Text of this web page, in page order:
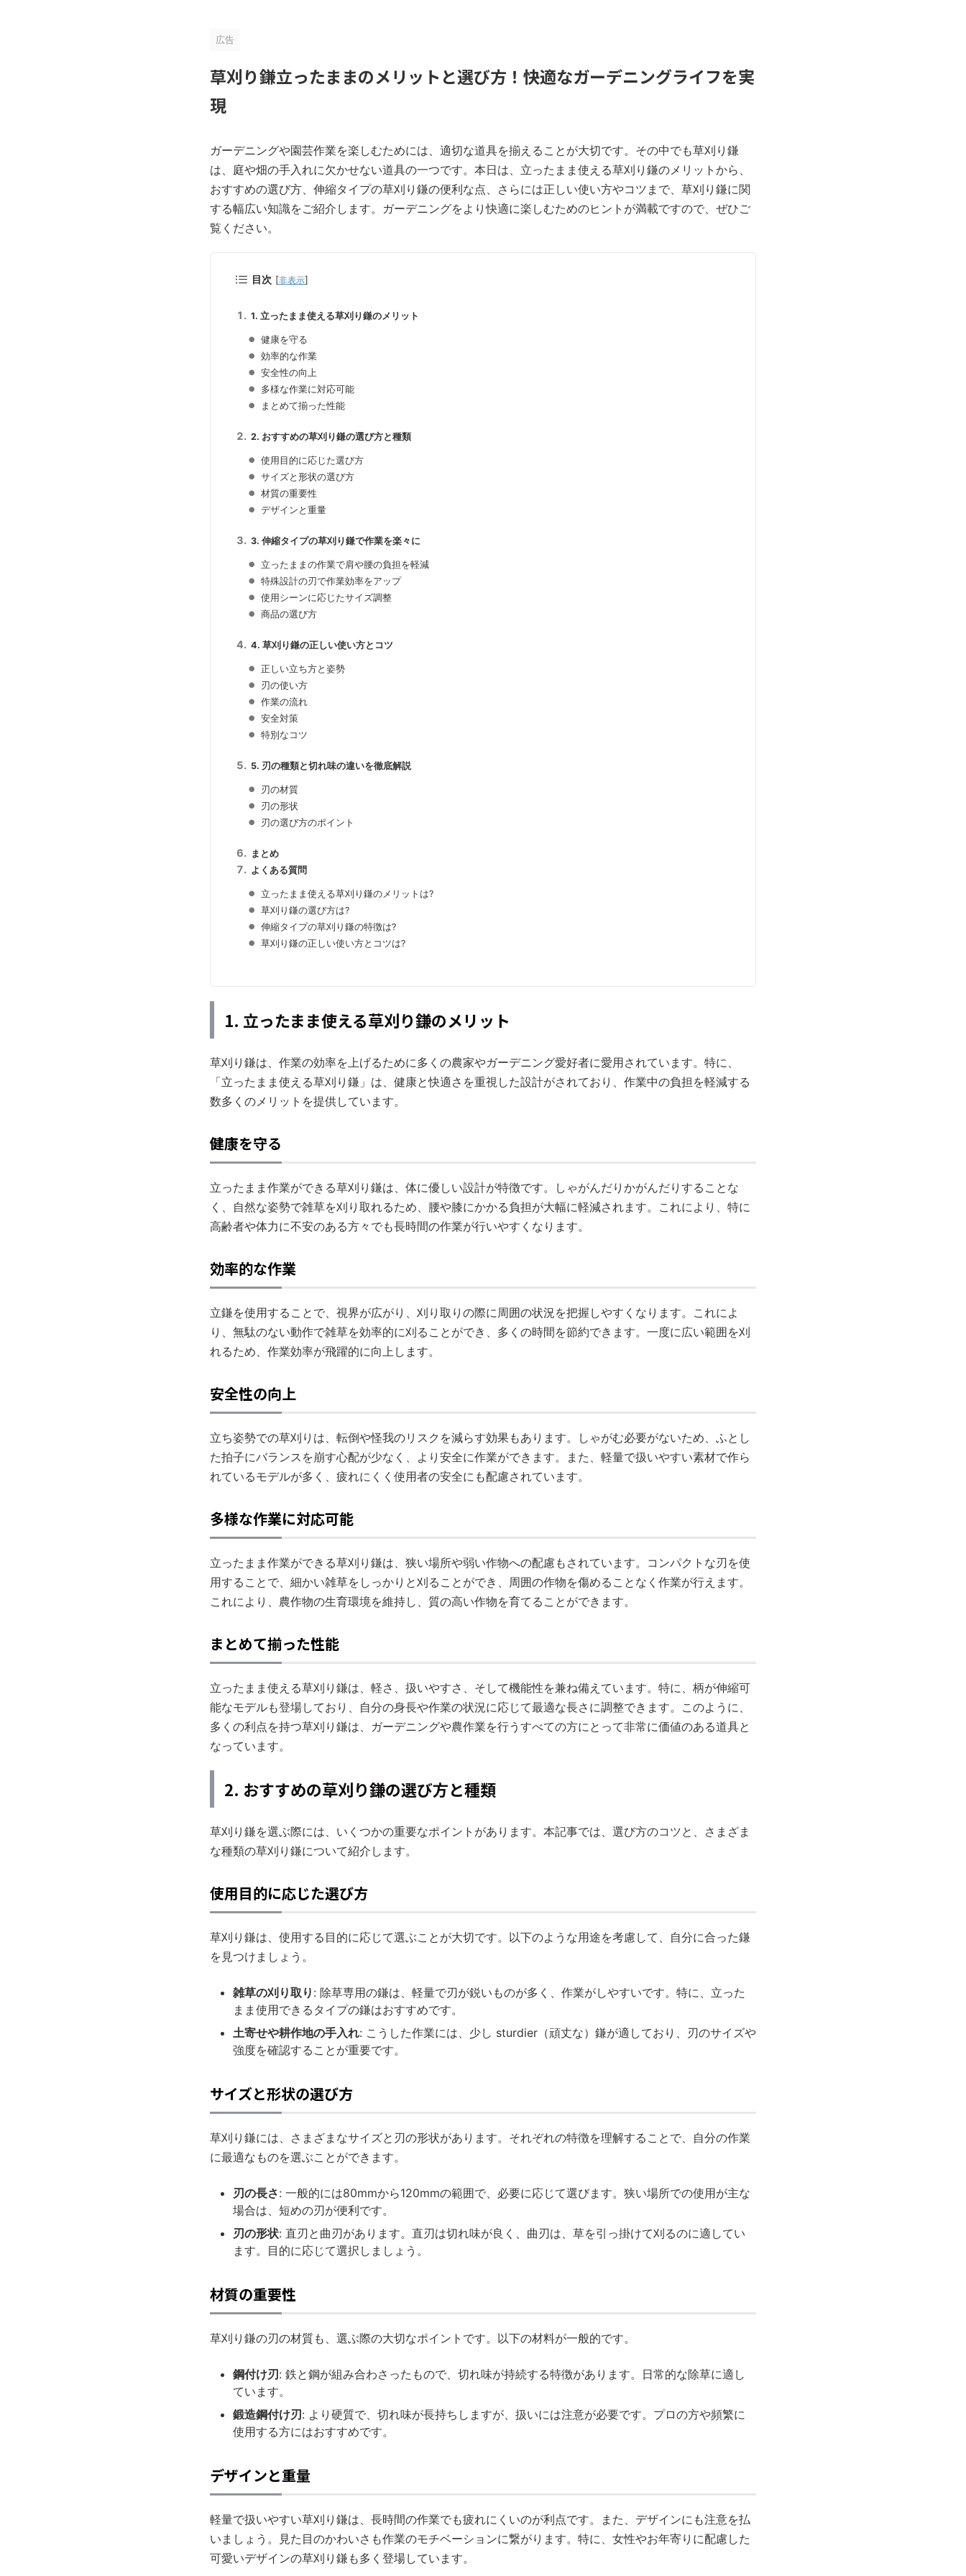
広告
草刈り鎌立ったままのメリットと選び方！快適なガーデニングライフを実
現
ガーデニングや園芸作業を楽しむためには、適切な道具を揃えることが大切です。その中でも草刈り鎌
は、庭や畑の手入れに欠かせない道具の一つです。本日は、立ったまま使える草刈り鎌のメリットから、
おすすめの選び方、伸縮タイプの草刈り鎌の便利な点、さらには正しい使い方やコツまで、草刈り鎌に関
する幅広い知識をご紹介します。ガーデニングをより快適に楽しむためのヒントが満載ですので、ぜひご
覧ください。
目次 [非表示]
1. 立ったまま使える草刈り鎌のメリット
健康を守る
効率的な作業
安全性の向上
多様な作業に対応可能
まとめて揃った性能
2. おすすめの草刈り鎌の選び方と種類
使用目的に応じた選び方
サイズと形状の選び方
材質の重要性
デザインと重量
3. 伸縮タイプの草刈り鎌で作業を楽々に
立ったままの作業で肩や腰の負担を軽減
特殊設計の刃で作業効率をアップ
使用シーンに応じたサイズ調整
商品の選び方
4. 草刈り鎌の正しい使い方とコツ
正しい立ち方と姿勢
刃の使い方
作業の流れ
安全対策
特別なコツ
5. 刃の種類と切れ味の違いを徹底解説
刃の材質
刃の形状
刃の選び方のポイント
まとめ
よくある質問
立ったまま使える草刈り鎌のメリットは?
草刈り鎌の選び方は?
伸縮タイプの草刈り鎌の特徴は?
草刈り鎌の正しい使い方とコツは?
1. 立ったまま使える草刈り鎌のメリット
草刈り鎌は、作業の効率を上げるために多くの農家やガーデニング愛好者に愛用されています。特に、
「立ったまま使える草刈り鎌」は、健康と快適さを重視した設計がされており、作業中の負担を軽減する
数多くのメリットを提供しています。
健康を守る
立ったまま作業ができる草刈り鎌は、体に優しい設計が特徴です。しゃがんだりかがんだりすることな
く、自然な姿勢で雑草を刈り取れるため、腰や膝にかかる負担が大幅に軽減されます。これにより、特に
高齢者や体力に不安のある方々でも長時間の作業が行いやすくなります。
効率的な作業
立鎌を使用することで、視界が広がり、刈り取りの際に周囲の状況を把握しやすくなります。これによ
り、無駄のない動作で雑草を効率的に刈ることができ、多くの時間を節約できます。一度に広い範囲を刈
れるため、作業効率が飛躍的に向上します。
安全性の向上
立ち姿勢での草刈りは、転倒や怪我のリスクを減らす効果もあります。しゃがむ必要がないため、ふとし
た拍子にバランスを崩す心配が少なく、より安全に作業ができます。また、軽量で扱いやすい素材で作ら
れているモデルが多く、疲れにくく使用者の安全にも配慮されています。
多様な作業に対応可能
立ったまま作業ができる草刈り鎌は、狭い場所や弱い作物への配慮もされています。コンパクトな刃を使
用することで、細かい雑草をしっかりと刈ることができ、周囲の作物を傷めることなく作業が行えます。
これにより、農作物の生育環境を維持し、質の高い作物を育てることができます。
まとめて揃った性能
立ったまま使える草刈り鎌は、軽さ、扱いやすさ、そして機能性を兼ね備えています。特に、柄が伸縮可
能なモデルも登場しており、自分の身長や作業の状況に応じて最適な長さに調整できます。このように、
多くの利点を持つ草刈り鎌は、ガーデニングや農作業を行うすべての方にとって非常に価値のある道具と
なっています。
2. おすすめの草刈り鎌の選び方と種類
草刈り鎌を選ぶ際には、いくつかの重要なポイントがあります。本記事では、選び方のコツと、さまざま
な種類の草刈り鎌について紹介します。
使用目的に応じた選び方
草刈り鎌は、使用する目的に応じて選ぶことが大切です。以下のような用途を考慮して、自分に合った鎌
を見つけましょう。
雑草の刈り取り : 除草専用の鎌は、軽量で刃が鋭いものが多く、作業がしやすいです。特に、立った
まま使用できるタイプの鎌はおすすめです。
土寄せや耕作地の手入れ: こうした作業には、少し sturdier（頑丈な）鎌が適しており、刃のサイズや
強度を確認することが重要です。
サイズと形状の選び方
草刈り鎌には、さまざまなサイズと刃の形状があります。それぞれの特徴を理解することで、自分の作業
に最適なものを選ぶことができます。
刃の長さ: 一般的には80mmから120mmの範囲で、必要に応じて選びます。狭い場所での使用が主な
場合は、短めの刃が便利です。
刃の形状: 直刃と曲刃があります。直刃は切れ味が良く、曲刃は、草を引っ掛けて刈るのに適してい
ます。目的に応じて選択しましょう。
材質の重要性
草刈り鎌の刃の材質も、選ぶ際の大切なポイントです。以下の材料が一般的です。
鋼付け刃 : 鉄と鋼が組み合わさったもので、切れ味が持続する特徴があります。日常的な除草に適し
ています。
鍛造鋼付け刃 : より硬質で、切れ味が長持ちしますが、扱いには注意が必要です。プロの方や頻繁に
使用する方にはおすすめです。
デザインと重量
軽量で扱いやすい草刈り鎌は、長時間の作業でも疲れにくいのが利点です。また、デザインにも注意を払
いましょう。見た目のかわいさも作業のモチベーションに繋がります。特に、女性やお年寄りに配慮した
可愛いデザインの草刈り鎌も多く登場しています。